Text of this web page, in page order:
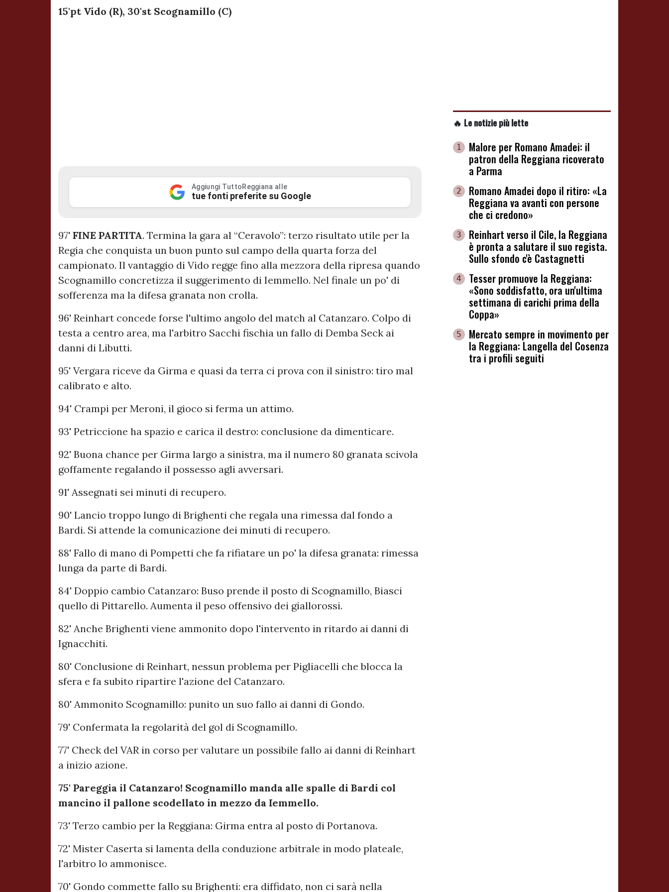
15'pt Vido (R), 30'st Scognamillo (C)
Aggiungi TuttoReggiana alle
tue fonti preferite su Google
97' FINE PARTITA. Termina la gara al “Ceravolo”: terzo risultato utile per la
Regia che conquista un buon punto sul campo della quarta forza del
campionato. Il vantaggio di Vido regge fino alla mezzora della ripresa quando
Scognamillo concretizza il suggerimento di Iemmello. Nel finale un po' di
sofferenza ma la difesa granata non crolla.
96' Reinhart concede forse l'ultimo angolo del match al Catanzaro. Colpo di
testa a centro area, ma l'arbitro Sacchi fischia un fallo di Demba Seck ai
danni di Libutti.
95' Vergara riceve da Girma e quasi da terra ci prova con il sinistro: tiro mal
calibrato e alto.
94' Crampi per Meroni, il gioco si ferma un attimo.
93' Petriccione ha spazio e carica il destro: conclusione da dimenticare.
92' Buona chance per Girma largo a sinistra, ma il numero 80 granata scivola
goffamente regalando il possesso agli avversari.
91' Assegnati sei minuti di recupero.
90' Lancio troppo lungo di Brighenti che regala una rimessa dal fondo a
Bardi. Si attende la comunicazione dei minuti di recupero.
88' Fallo di mano di Pompetti che fa rifiatare un po' la difesa granata: rimessa
lunga da parte di Bardi.
84' Doppio cambio Catanzaro: Buso prende il posto di Scognamillo, Biasci
quello di Pittarello. Aumenta il peso offensivo dei giallorossi.
82' Anche Brighenti viene ammonito dopo l'intervento in ritardo ai danni di
Ignacchiti.
80' Conclusione di Reinhart, nessun problema per Pigliacelli che blocca la
sfera e fa subito ripartire l'azione del Catanzaro.
80' Ammonito Scognamillo: punito un suo fallo ai danni di Gondo.
79' Confermata la regolarità del gol di Scognamillo.
77' Check del VAR in corso per valutare un possibile fallo ai danni di Reinhart
a inizio azione.
75' Pareggia il Catanzaro! Scognamillo manda alle spalle di Bardi col
mancino il pallone scodellato in mezzo da Iemmello.
73' Terzo cambio per la Reggiana: Girma entra al posto di Portanova.
72' Mister Caserta si lamenta della conduzione arbitrale in modo plateale,
l'arbitro lo ammonisce.
70' Gondo commette fallo su Brighenti: era diffidato, non ci sarà nella
🔥 Le notizie più lette
1
Malore per Romano Amadei: il
patron della Reggiana ricoverato
a Parma
2
Romano Amadei dopo il ritiro: «La
Reggiana va avanti con persone
che ci credono»
3
Reinhart verso il Cile, la Reggiana
è pronta a salutare il suo regista.
Sullo sfondo c'è Castagnetti
4
Tesser promuove la Reggiana:
«Sono soddisfatto, ora un'ultima
settimana di carichi prima della
Coppa»
5
Mercato sempre in movimento per
la Reggiana: Langella del Cosenza
tra i profili seguiti